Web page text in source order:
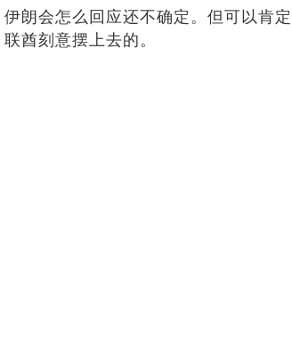
伊朗会怎么回应还不确定。但可以肯
联酋刻意摆上去的。